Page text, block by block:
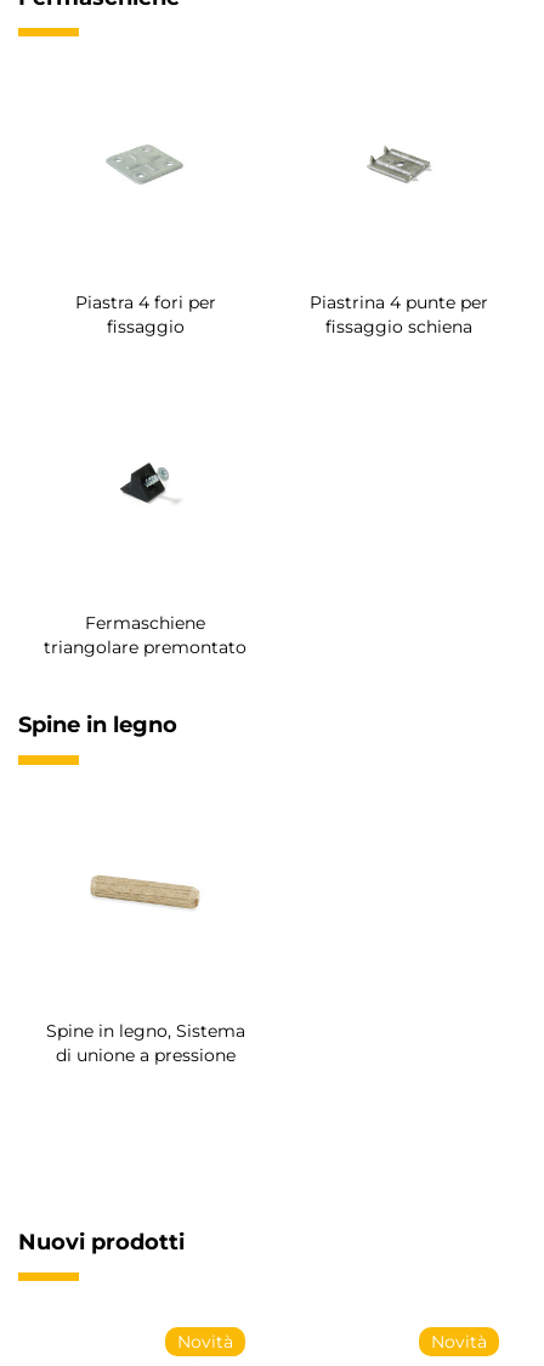
Piastra 4 fori per
fissaggio
Piastrina 4 punte per
fissaggio schiena
Fermaschiene
triangolare premontato
Spine in legno
Spine in legno, Sistema
di unione a pressione
Nuovi prodotti
Novità Novità